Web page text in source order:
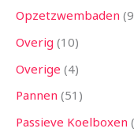
Opzetzwembaden 9
Overig 10
Overige 4
Pannen 51
Passieve Koelboxen